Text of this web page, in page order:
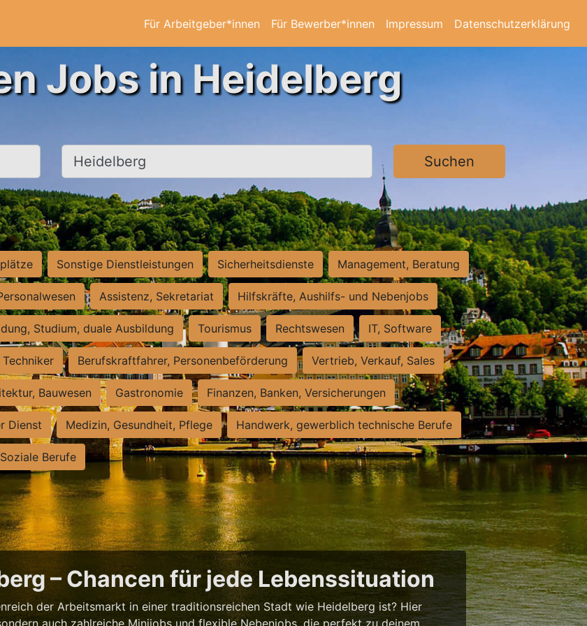
Für Arbeitgeber*innen Für Bewerber*innen Impressum Datenschutzerklärung
Jobs in Heidelberg
Ort, Stadt Suchen
Sonstige Dienstleistungen Sicherheitsdienste Management, Beratung
Assistenz, Sekretariat Hilfskräfte, Aushilfs- und Nebenjobs
Studium, duale Ausbildung Tourismus Rechtswesen IT, Software
Berufskraftfahrer, Personenbeförderung Vertrieb, Verkauf, Sales
Bauwesen Gastronomie Finanzen, Banken, Versicherungen
Dienst Medizin, Gesundheit, Pflege Handwerk, gewerblich technische Berufe
Berufe
– Chancen für jede Lebenssituation
der Arbeitsmarkt in einer traditionsreichen Stadt wie Heidelberg ist? Hier